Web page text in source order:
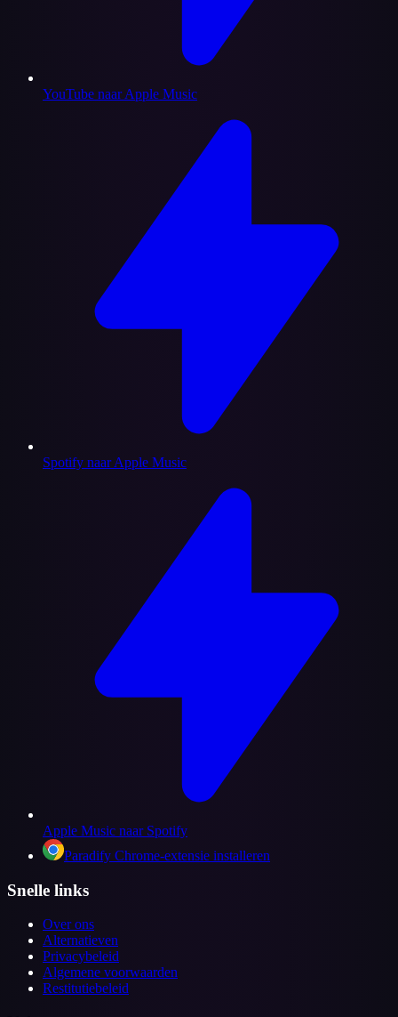
YouTube naar Apple Music
Spotify naar Apple Music
Apple Music naar Spotify
Paradify Chrome-extensie installeren
Snelle links
Over ons
Alternatieven
Privacybeleid
Algemene voorwaarden
Restitutiebeleid